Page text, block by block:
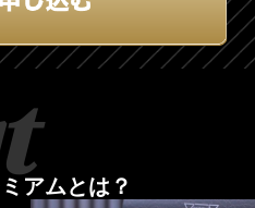
アムとは？